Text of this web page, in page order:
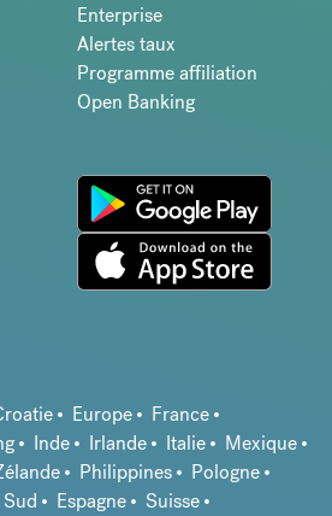
Enterprise
Alertes taux
Programme affiliation
Open Banking
Europe
France
Inde Irlande Italie
Mexique
Philippines
Pologne
Espagne
Suisse